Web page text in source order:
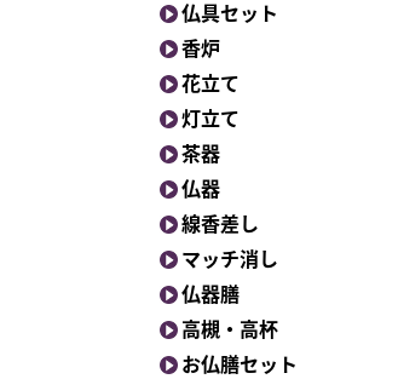
仏具セット
香炉
花立て
灯立て
茶器
仏器
線香差し
マッチ消し
仏器膳
高槻・高杯
お仏膳セット